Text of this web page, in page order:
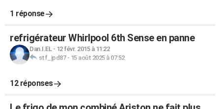
1 réponse
refrigérateur Whirlpool 6th Sense en panne
Dan.I.EL- 12 févr. 2015 à 11:22
stf_jpd87- 15 août 2025 à 07:52
12 réponses